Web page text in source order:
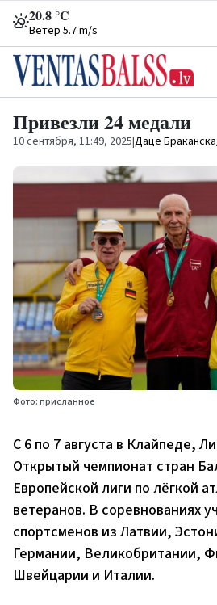
20.8 °C
Ветер 5.7 m/s
Привезли 24 медали
10 сентября, 11:49, 2025|Даце
Фото: присланное
С 6 по 7 августа в Клайпеде,
Открытый чемпионат стран
Европейской лиги по лёгкой
ветеранов. В соревнованиях
спортсменов из Латвии,
Германии, Великобритании,
Швейцарии и Италии.